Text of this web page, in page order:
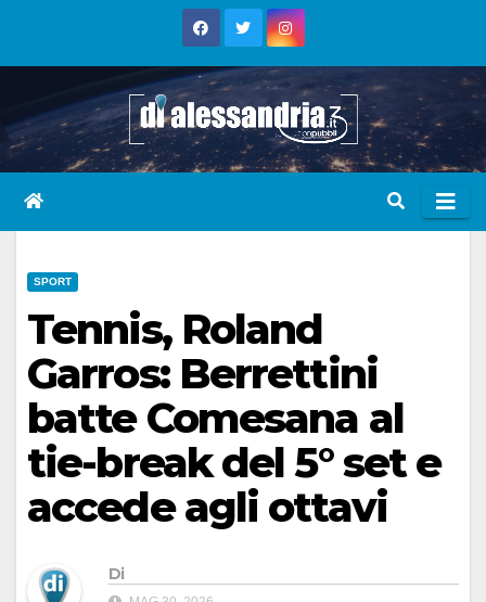
SPORT
Tennis, Roland
Garros: Berrettini
batte Comesana al
tie-break del 5° set e
accede agli ottavi
Di